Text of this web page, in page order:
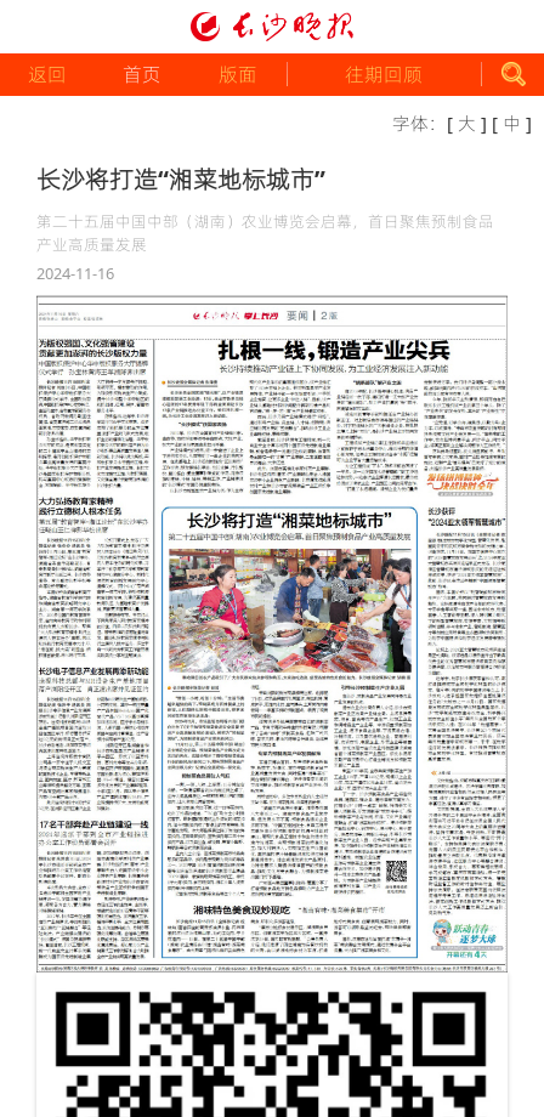
返回 首页 版面 往期回顾
字体： [ 大 ] [ 中 ]
长沙将打造“湘菜地标城市”
第二十五届中国中部（湖南）农业博览会启幕，首日聚焦预制食品
产业高质量发展
2024-11-16